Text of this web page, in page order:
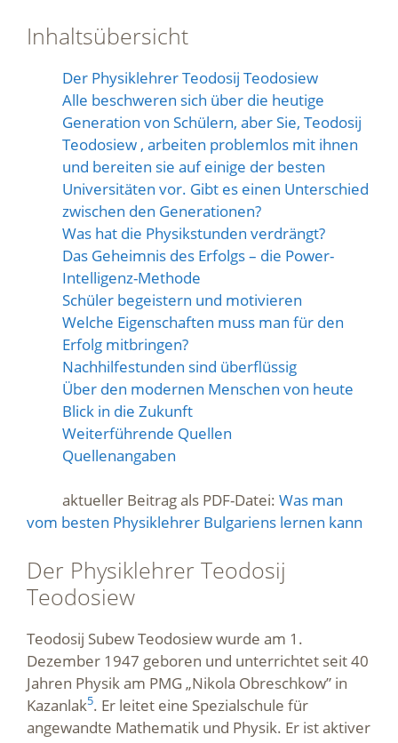
Inhaltsübersicht
Der Physiklehrer Teodosij Teodosiew
Alle beschweren sich über die heutige
Generation von Schülern, aber Sie, Teodosij
Teodosiew , arbeiten problemlos mit ihnen
und bereiten sie auf einige der besten
Universitäten vor. Gibt es einen Unterschied
zwischen den Generationen?
Was hat die Physikstunden verdrängt?
Das Geheimnis des Erfolgs – die Power-
Intelligenz-Methode
Schüler begeistern und motivieren
Welche Eigenschaften muss man für den
Erfolg mitbringen?
Nachhilfestunden sind überflüssig
Über den modernen Menschen von heute
Blick in die Zukunft
Weiterführende Quellen
Quellenangaben
aktueller Beitrag als PDF-Datei: Was man
vom besten Physiklehrer Bulgariens lernen kann
Der Physiklehrer Teodosij
Teodosiew
Teodosij Subew Teodosiew wurde am 1.
Dezember 1947 geboren und unterrichtet seit 40
Jahren Physik am PMG „Nikola Obreschkow” in
Kazanlak5. Er leitet eine Spezialschule für
angewandte Mathematik und Physik. Er ist aktiver